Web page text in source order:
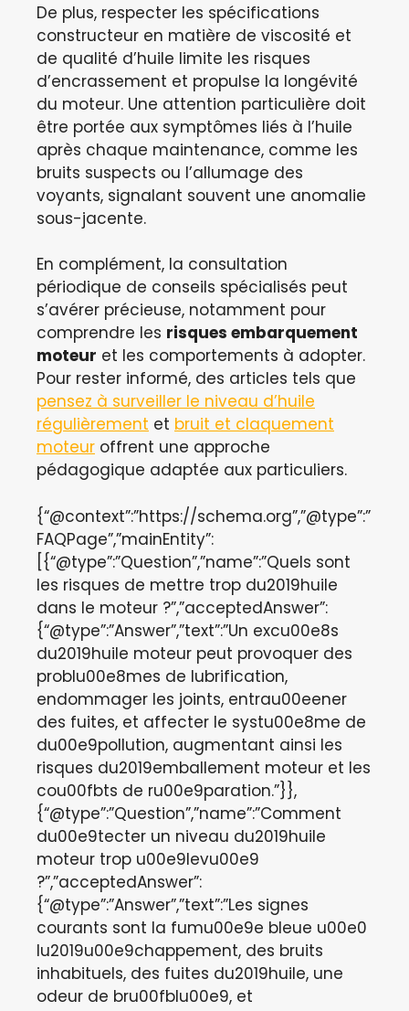
De plus, respecter les spécifications
constructeur en matière de viscosité et
de qualité d’huile limite les risques
d’encrassement et propulse la longévité
du moteur. Une attention particulière doit
être portée aux symptômes liés à l’huile
après chaque maintenance, comme les
bruits suspects ou l’allumage des
voyants, signalant souvent une anomalie
sous-jacente.
En complément, la consultation
périodique de conseils spécialisés peut
s’avérer précieuse, notamment pour
comprendre les risques embarquement
moteur et les comportements à adopter.
Pour rester informé, des articles tels que
pensez à surveiller le niveau d’huile
régulièrement et bruit et claquement
moteur offrent une approche
pédagogique adaptée aux particuliers.
{“@context”:”https://schema.org”,”@type”:”
FAQPage”,”mainEntity”:
[{“@type”:”Question”,”name”:”Quels sont
les risques de mettre trop du2019huile
dans le moteur ?”,”acceptedAnswer”:
{“@type”:”Answer”,”text”:”Un excu00e8s
du2019huile moteur peut provoquer des
problu00e8mes de lubrification,
endommager les joints, entrau00eener
des fuites, et affecter le systu00e8me de
du00e9pollution, augmentant ainsi les
risques du2019emballement moteur et les
cou00fbts de ru00e9paration.”}},
{“@type”:”Question”,”name”:”Comment
du00e9tecter un niveau du2019huile
moteur trop u00e9levu00e9
?”,”acceptedAnswer”:
{“@type”:”Answer”,”text”:”Les signes
courants sont la fumu00e9e bleue u00e0
lu2019u00e9chappement, des bruits
inhabituels, des fuites du2019huile, une
odeur de bru00fblu00e9, et